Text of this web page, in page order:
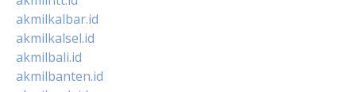
akmilkalbar.id
akmilkalsel.id
akmilbali.id
akmilbanten.id